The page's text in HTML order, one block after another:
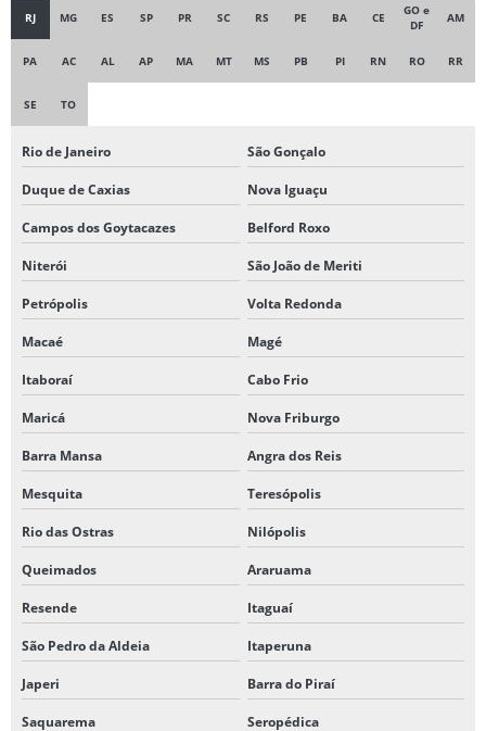
RJ MG ES SP PR SC RS PE BA CE
GO e
DF
AM
PA AC AL AP MA MT MS PB PI RN RO RR
SE TO
Rio de Janeiro São Gonçalo
Duque de Caxias Nova Iguaçu
Campos dos Goytacazes Belford Roxo
Niterói São João de Meriti
Petrópolis Volta Redonda
Macaé Magé
Itaboraí Cabo Frio
Maricá Nova Friburgo
Barra Mansa Angra dos Reis
Mesquita Teresópolis
Rio das Ostras Nilópolis
Queimados Araruama
Resende Itaguaí
São Pedro da Aldeia Itaperuna
Japeri Barra do Piraí
Saquarema Seropédica